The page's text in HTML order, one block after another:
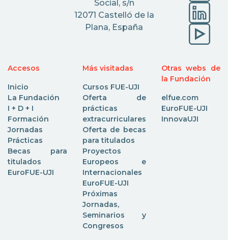
Social, s/n
12071 Castelló de la
Plana, España
Accesos
Inicio
La Fundación
I + D + I
Formación
Jornadas
Prácticas
Becas para
titulados
EuroFUE-UJI
Más visitadas
Cursos FUE-UJI
Oferta de
prácticas
extracurriculares
Oferta de becas
para titulados
Proyectos
Europeos e
Internacionales
EuroFUE-UJI
Próximas
Jornadas,
Seminarios y
Congresos
Otras webs de
la Fundación
elfue.com
EuroFUE-UJI
InnovaUJI